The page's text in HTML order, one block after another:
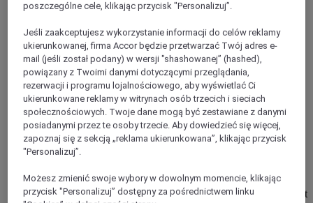
CHONGQING, Chiny
Mercure Chongqing Downtown
Mercure Chongqing Downtown is located in the most central
area of jiefangbei district, yuzhong district, chongqing. It is
adjacent to exit 9 of "jiaochangkou station" of metro line 1.
European style with French elegance and classical Chinese
style elements. The hotel offers Chinese and western breakfast
poszczególne cele, klikając przycisk "Personalizuj”.
Jeśli zaakceptujesz wykorzystanie informacji do celów reklamy
ukierunkowanej, firma Accor będzie przetwarzać Twój adres e-
mail (jeśli został podany) w wersji "shashowanej” (hashed),
powiązany z Twoimi danymi dotyczącymi przeglądania,
rezerwacji i programu lojalnościowego, aby wyświetlać Ci
ukierunkowane reklamy w witrynach osób trzecich i sieciach
społecznościowych. Twoje dane mogą być zestawiane z danymi
posiadanymi przez te osoby trzecie. Aby dowiedzieć się więcej,
zapoznaj się z sekcją „reklama ukierunkowana”, klikając przycisk
"Personalizuj”.
Możesz zmienić swoje wybory w dowolnym momencie, klikając
przycisk "Personalizuj” dostępny za pośrednictwem linku